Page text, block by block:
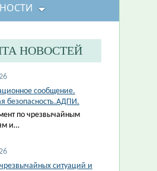
НОВОСТЕЙ
сообщение.
безопасность.АДПИ.
по чрезвычайным
и…
ситуаций и